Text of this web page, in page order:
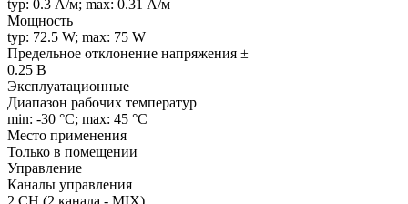
typ: 0.3 А/м; max: 0.31 А/м
Мощность
typ: 72.5 W; max: 75 W
Предельное отклонение напряжения ±
0.25 В
Эксплуатационные
Диапазон рабочих температур
min: -30 °C; max: 45 °C
Место применения
Только в помещении
Управление
Каналы управления
2 CH (2 канала - MIX)